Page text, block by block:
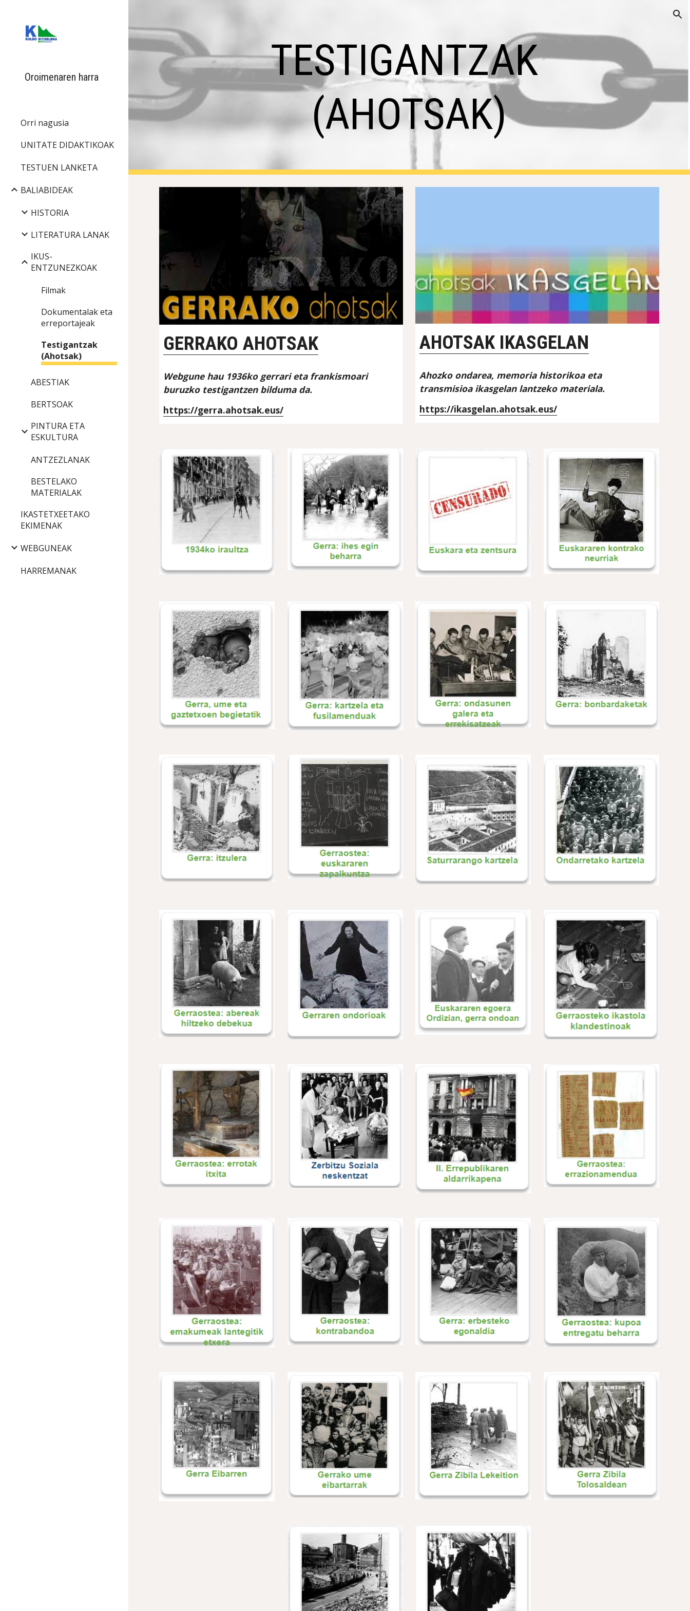
Oroimenaren harra
Orri nagusia
UNITATE DIDAKTIKOAK
TESTUEN LANKETA
BALIABIDEAK
HISTORIA
LITERATURA LANAK
IKUS-
ENTZUNEZKOAK
Filmak
Dokumentalak eta
erreportajeak
Testigantzak
(Ahotsak)
ABESTIAK
BERTSOAK
PINTURA ETA
ESKULTURA
ANTZEZLANAK
BESTELAKO
MATERIALAK
IKASTETXEETAKO
EKIMENAK
WEBGUNEAK
HARREMANAK
TESTIGANTZAK
(AHOTSAK)
GERRAKO AHOTSAK
Webgune hau 1936ko gerrari eta frankismoari
buruzko testigantzen bilduma da.
https://gerra.ahotsak.eus/
AHOTSAK IKASGELAN
Ahozko ondarea, memoria historikoa eta
transmisioa ikasgelan lantzeko materiala.
https://ikasgelan.ahotsak.eus/